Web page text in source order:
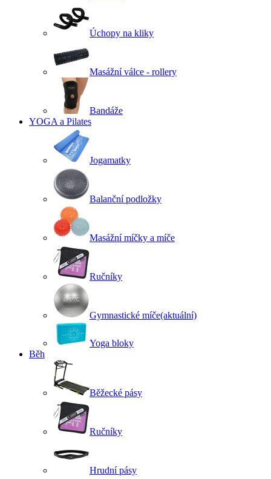
Úchopy na kliky
Masážní válce - rollery
Bandáže
YOGA a Pilates
Jogamatky
Balanční podložky
Masážní míčky a míče
Ručníky
Gymnastické míče(aktuální)
Yoga bloky
Běh
Běžecké pásy
Ručníky
Hrudní pásy